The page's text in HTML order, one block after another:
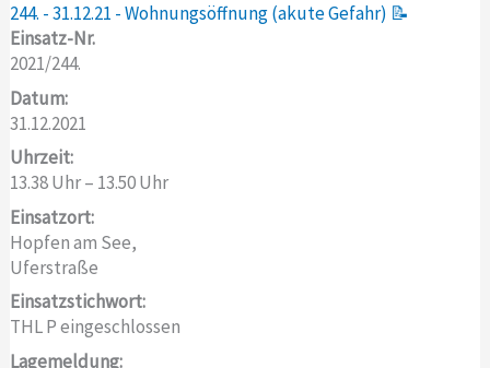
244. - 31.12.21 - Wohnungsöffnung (akute Gefahr) 📝
Einsatz-Nr.
2021/244.
Datum:
31.12.2021
Uhrzeit:
13.38 Uhr – 13.50 Uhr
Einsatzort:
Hopfen am See,
Uferstraße
Einsatzstichwort:
THL P eingeschlossen
Lagemeldung: